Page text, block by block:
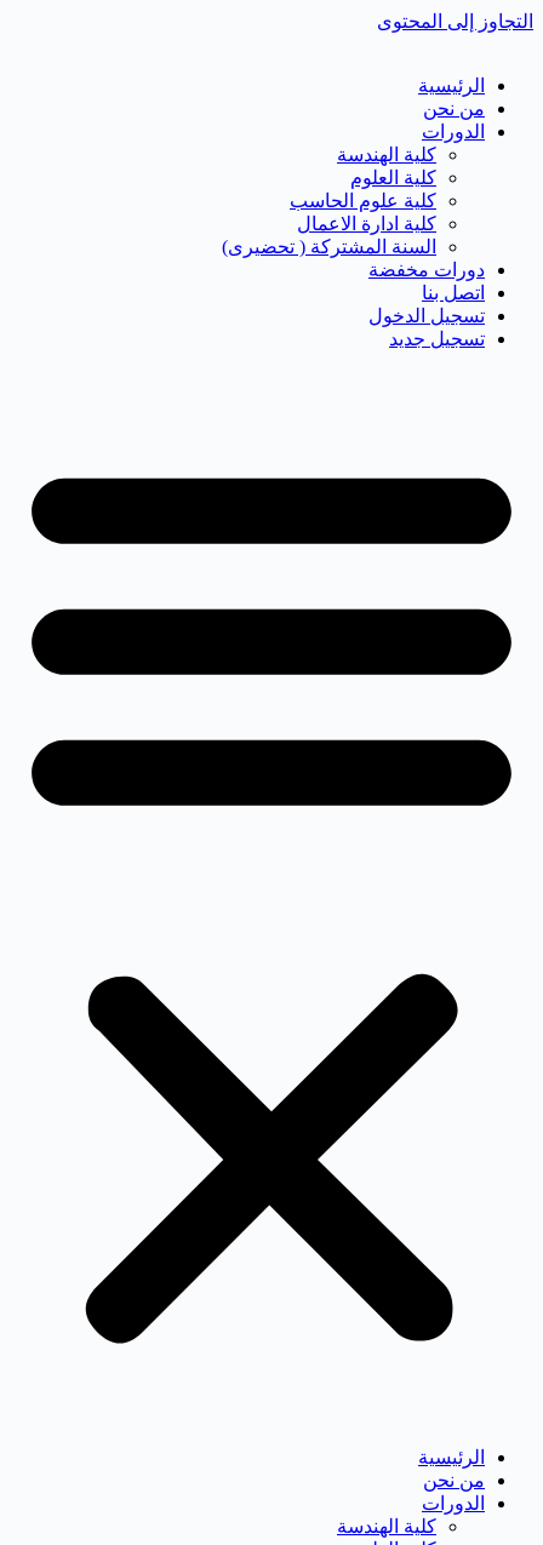
التجاوز إلى المحتوى
الرئيسية
من نحن
الدورات
كلية الهندسة
كلية العلوم
كلية علوم الحاسب
كلية ادارة الاعمال
السنة المشتركة ( تحضيرى)
دورات مخفضة
اتصل بنا
تسجيل الدخول
تسجيل جديد
الرئيسية
من نحن
الدورات
كلية الهندسة